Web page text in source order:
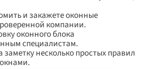
и закажете оконные
компании.
оконного блока
специалистам.
заметку несколько простых правил